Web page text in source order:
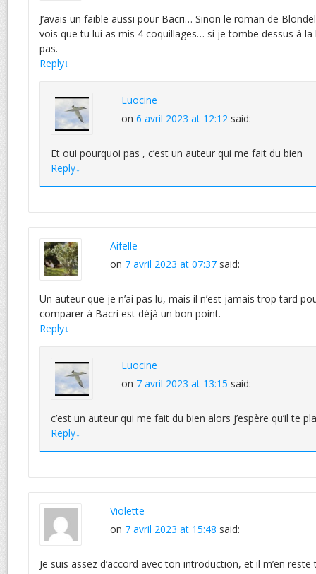
J’avais un faible aussi pour Bacri… Sinon le roman de
vois que tu lui as mis 4 coquillages… si je tombe dessus à
pas.
Reply↓
Luocine
on 6 avril 2023 at 12:12 said:
Et oui pourquoi pas , c’est un auteur qui me fait du bien
Reply↓
Aifelle
on 7 avril 2023 at 07:37 said:
Un auteur que je n’ai pas lu, mais il n’est jamais trop tard
comparer à Bacri est déjà un bon point.
Reply↓
Luocine
on 7 avril 2023 at 13:15 said:
c’est un auteur qui me fait du bien alors j’espère qu’il te
Reply↓
Violette
on 7 avril 2023 at 15:48 said:
Je suis assez d’accord avec ton introduction, et il m’en